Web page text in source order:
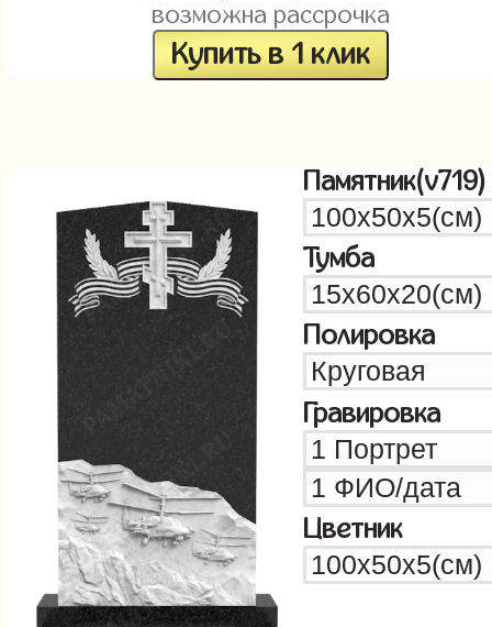
возможна рассрочка
Купить в 1 клик
Памятник(v719)
Тумба
Полировка
Гравировка
Цветник